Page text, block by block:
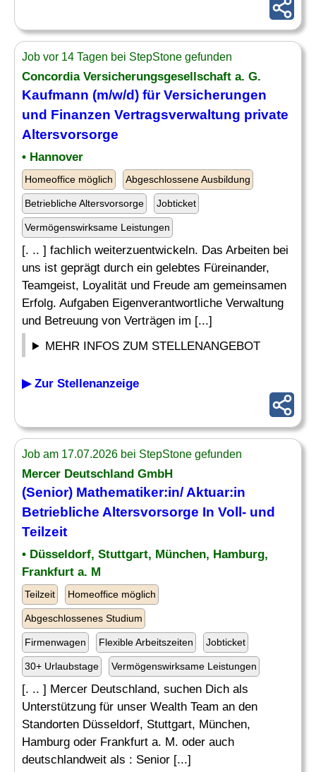
Job vor 14 Tagen bei StepStone gefunden
Concordia Versicherungsgesellschaft a. G.
Kaufmann (m/w/d) für Versicherungen
und Finanzen Vertragsverwaltung private
Altersvorsorge
• Hannover
Homeoffice möglich Abgeschlossene Ausbildung
Betriebliche Altersvorsorge Jobticket
Vermögenswirksame Leistungen
[. .. ] fachlich weiterzuentwickeln. Das Arbeiten bei
uns ist geprägt durch ein gelebtes Füreinander,
Teamgeist, Loyalität und Freude am gemeinsamen
Erfolg. Aufgaben Eigenverantwortliche Verwaltung
und Betreuung von Verträgen im [...]
MEHR INFOS ZUM STELLENANGEBOT
▶ Zur Stellenanzeige
Job am 17.07.2026 bei StepStone gefunden
Mercer Deutschland GmbH
(Senior) Mathematiker:in/ Aktuar:in
Betriebliche Altersvorsorge In Voll- und
Teilzeit
• Düsseldorf, Stuttgart, München, Hamburg,
Frankfurt a. M
Teilzeit Homeoffice möglich
Abgeschlossenes Studium
Firmenwagen Flexible Arbeitszeiten Jobticket
30+ Urlaubstage Vermögenswirksame Leistungen
[. .. ] Mercer Deutschland, suchen Dich als
Unterstützung für unser Wealth Team an den
Standorten Düsseldorf, Stuttgart, München,
Hamburg oder Frankfurt a. M. oder auch
deutschlandweit als : Senior [...]